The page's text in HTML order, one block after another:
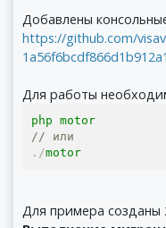
Добавлены
https://github.com/
Для работы
// или
./motor
Для примера созданы